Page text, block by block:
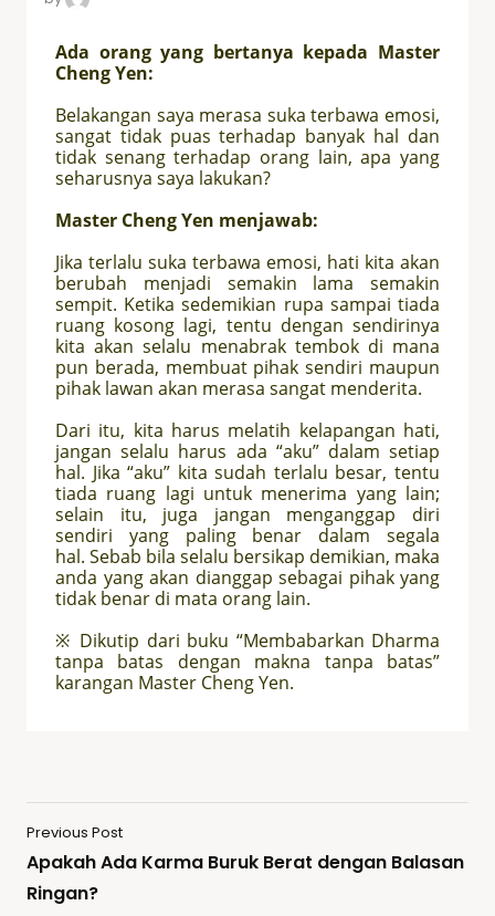
Ada orang yang bertanya kepada Master
Cheng Yen:
Belakangan saya merasa suka terbawa emosi,
sangat tidak puas terhadap banyak hal dan
tidak senang terhadap orang lain, apa yang
seharusnya saya lakukan?
Master Cheng Yen menjawab:
Jika terlalu suka terbawa emosi, hati kita akan
berubah menjadi semakin lama semakin
sempit. Ketika sedemikian rupa sampai tiada
ruang kosong lagi, tentu dengan sendirinya
kita akan selalu menabrak tembok di mana
pun berada, membuat pihak sendiri maupun
pihak lawan akan merasa sangat menderita.
Dari itu, kita harus melatih kelapangan hati,
jangan selalu harus ada “aku” dalam setiap
hal. Jika “aku” kita sudah terlalu besar, tentu
tiada ruang lagi untuk menerima yang lain;
selain itu, juga jangan menganggap diri
sendiri yang paling benar dalam segala
hal. Sebab bila selalu bersikap demikian, maka
anda yang akan dianggap sebagai pihak yang
tidak benar di mata orang lain.
※ Dikutip dari buku “Membabarkan Dharma
tanpa batas dengan makna tanpa batas”
karangan Master Cheng Yen.
Previous Post
Apakah Ada Karma Buruk Berat dengan Balasan
Ringan?